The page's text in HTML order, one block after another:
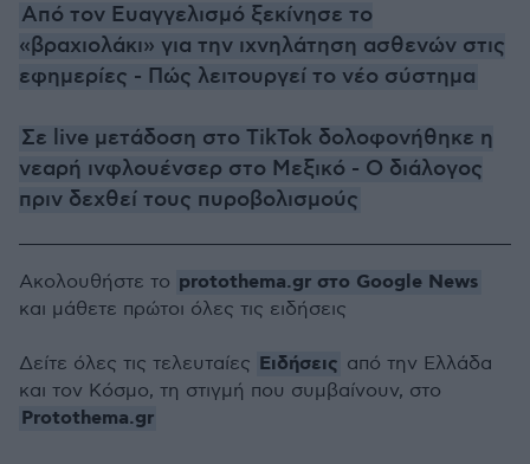
Από τον Ευαγγελισμό ξεκίνησε το
«βραχιολάκι» για την ιχνηλάτηση ασθενών στις
εφημερίες - Πώς λειτουργεί το νέο σύστημα
Σε live μετάδοση στο TikTok δολοφονήθηκε η
νεαρή ινφλουένσερ στο Μεξικό - Ο διάλογος
πριν δεχθεί τους πυροβολισμούς
Ακολουθήστε το protothema.gr στο Google News
και μάθετε πρώτοι όλες τις ειδήσεις
Δείτε όλες τις τελευταίες Ειδήσεις από την Ελλάδα
και τον Κόσμο, τη στιγμή που συμβαίνουν, στο
Protothema.gr